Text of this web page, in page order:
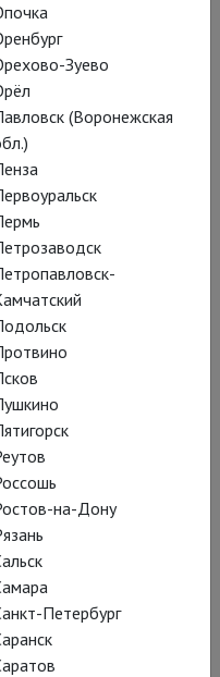
кинотеатров
Мэтью
так? И
ли идти на
сторониться
напротив,
сюда и
Зуево
(Воронежская
на-Дону
Петербург